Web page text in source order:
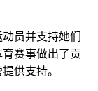
员并支持她们
赛事做出了贡
供支持。